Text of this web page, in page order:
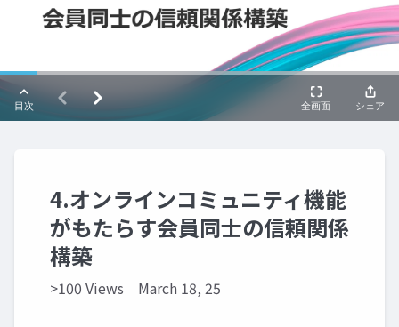
4.オンラインコミュニティ機能
がもたらす会員同士の信頼関係
構築
>100 Views March 18, 25